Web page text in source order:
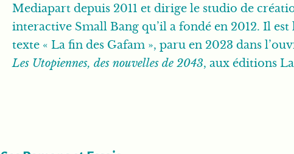
Mediapart depuis 2011 et dirige le studio de
interactive Small Bang qu’il a fondé en 2012. Il est
texte « La fin des Gafam », paru en 2023 dans
Les Utopiennes, des nouvelles de 2043, aux éditions